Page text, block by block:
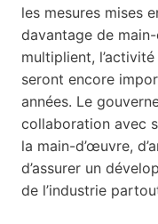
les mesures mises
davantage de
multiplient,
seront encore
années. Le
collaboration avec
la main-d’œuvre,
d’assurer un
de l’industrie